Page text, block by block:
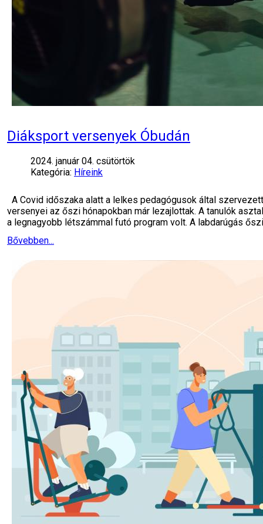
Diáksport versenyek Óbudán
2024. január 04. csütörtök
Kategória: Híreink
A Covid időszaka alatt a lelkes pedagógusok által
versenyei az őszi hónapokban már lezajlottak. A tanulók
a legnagyobb létszámmal futó program volt. A labdarúgás
Bővebben...